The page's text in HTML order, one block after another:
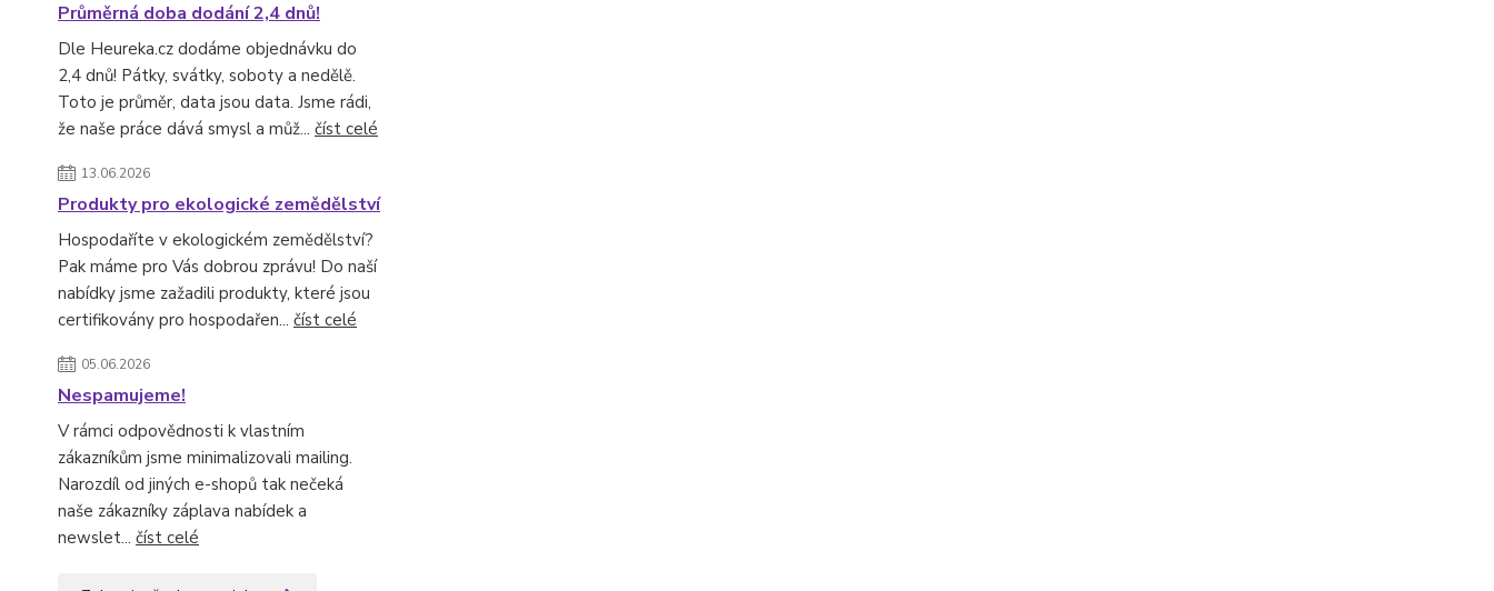
Průměrná doba dodání 2,4 dnů!
Dle Heureka.cz dodáme objednávku do
2,4 dnů! Pátky, svátky, soboty a nedělě.
Toto je průměr, data jsou data. Jsme rádi,
že naše práce dává smysl a můž... číst celé
13.06.2026
Produkty pro ekologické zemědělství
Hospodaříte v ekologickém zemědělství?
Pak máme pro Vás dobrou zprávu! Do naší
nabídky jsme zažadili produkty, které jsou
certifikovány pro hospodařen... číst celé
05.06.2026
Nespamujeme!
V rámci odpovědnosti k vlastním
zákazníkům jsme minimalizovali mailing.
Narozdíl od jiných e-shopů tak nečeká
naše zákazníky záplava nabídek a
newslet... číst celé